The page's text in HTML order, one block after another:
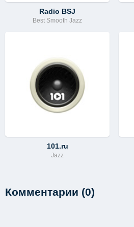
Radio BSJ
Best Smooth Jazz
101.ru
Jazz
Комментарии (0)